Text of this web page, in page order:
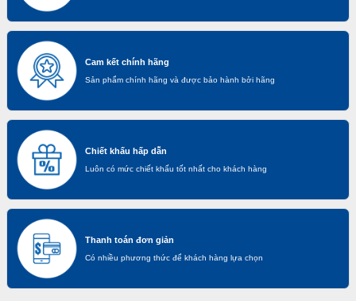
Cam kết chính hãng
Sản phẩm chính hãng và được bảo hành bởi hãng
Chiết khấu hấp dẫn
Luôn có mức chiết khấu tốt nhất cho khách hàng
Thanh toán đơn giản
Có nhiều phương thức để khách hàng lựa chọn